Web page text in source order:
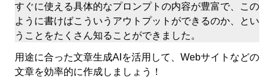
すぐに使える具体的なプロンプトの内容が豊富で、この
ように書けばこういうアウトプットができるのか、とい
うことをたくさん知ることができました。
用途に合った文章生成AIを活用して、Webサイトなどの
文章を効率的に作成しましょう！